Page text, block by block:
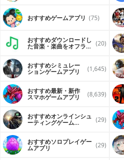
おすすめゲームアプリ (75)
おすすめダウンロードし
た音楽・楽曲をオフライ (20)
おすすめシミュレー
ションゲームアプリ (1,645)
おすすめ最新・新作
スマホゲームアプリ (8,639)
おすすめオンラインシュ
ーティングゲーム (29)
おすすめソロプレイゲー
ムアプリ (29)